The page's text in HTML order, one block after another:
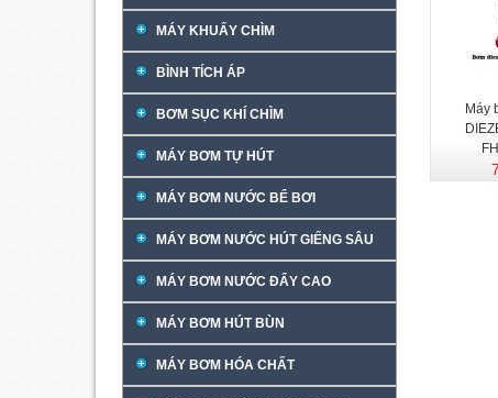
MÁY KHUẤY CHÌM
BÌNH TÍCH ÁP
BƠM SỤC KHÍ CHÌM
MÁY BƠM TỰ HÚT
MÁY BƠM NƯỚC BỂ BƠI
MÁY BƠM NƯỚC HÚT GIẾNG SÂU
MÁY BƠM NƯỚC ĐẨY CAO
MÁY BƠM HÚT BÙN
MÁY BƠM HÓA CHẤT
Máy